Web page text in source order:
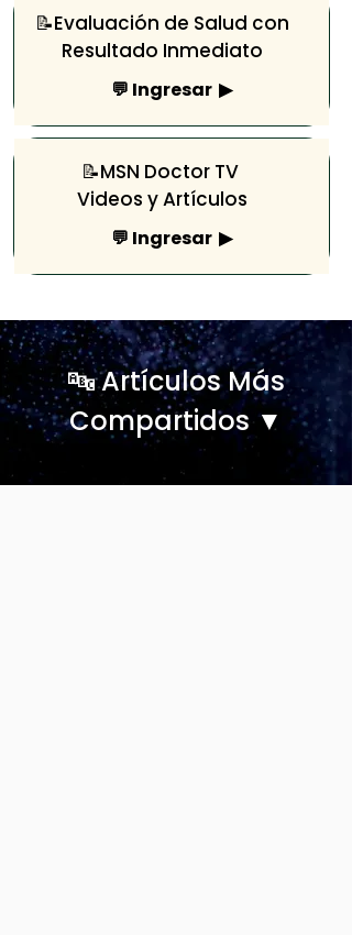
📝Evaluación de Salud con
Resultado Inmediato
💬 Ingresar ▶
📝MSN Doctor TV
Videos y Artículos
💬 Ingresar ▶
🔤 Artículos Más
Compartidos ▼